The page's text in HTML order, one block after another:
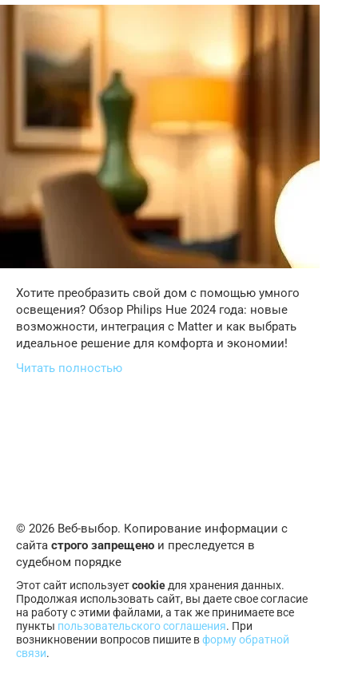
Хотите преобразить свой дом с помощью умного
освещения? Обзор Philips Hue 2024 года: новые
возможности, интеграция с Matter и как выбрать
идеальное решение для комфорта и экономии!
Читать полностью
© 2026 Веб-выбор. Копирование информации с
сайта строго запрещено и преследуется в
судебном порядке
Этот сайт используетcookie для хранения данных.
Продолжая использовать сайт, вы даете свое согласие
на работу с этими файлами, а так же принимаете все
пункты пользовательского соглашения. При
возникновении вопросов пишите вформу обратной
связи.